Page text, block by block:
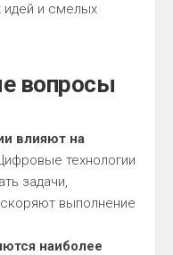
идей и смелых
вопросы
влияют на
технологии
задачи,
выполнение
наиболее